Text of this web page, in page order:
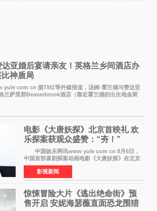
达亚婚后宴请亲友！英格兰乡间酒店办
神盾局
com cn 据TMZ等外媒报道，汤姆·霍兰德与赞达亚
兰萨里郡Beaverbrook酒店（靠近霍兰德的出生地金斯
与朋友们喝喜酒，庆祝
电影《大唐妖探》北京首映礼 欢
乐探案获观众盛赞：“夯！”
中国娱乐网讯www yule com cn 8月6日，
中国首部喜剧探案动画电影《大唐妖探》在北京
举办电影首映礼。导演程腾、联合导演黄珉、总
制片人曹紫建、制片人李莹莹，配音导演张喆，
对白指导程寅，领
影视新闻
惊悚冒险大片《逃出绝命街》预
售开启 安妮海瑟薇直面恐龙围猎